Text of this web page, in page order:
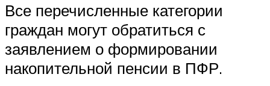
Все перечисленные категории
граждан могут обратиться с
заявлением о формировании
накопительной пенсии в ПФР.